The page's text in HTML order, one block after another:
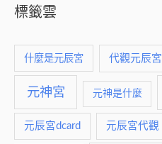
標籤雲
什麼是元辰宮 代觀元辰宮
元神宮 元神是什麼
元辰宮dcard 元辰宮代觀